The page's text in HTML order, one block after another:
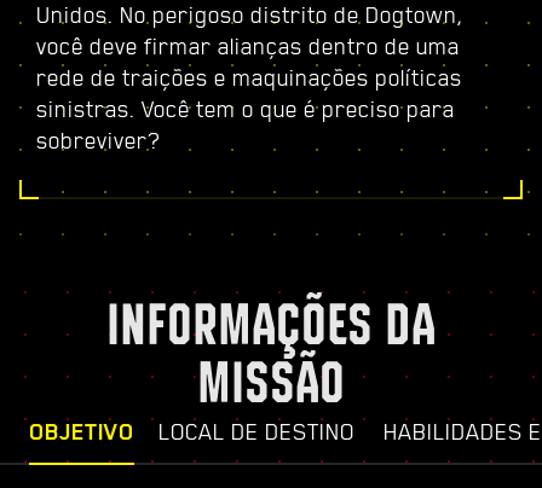
Unidos. No perigoso distrito de Dogtown,
você deve firmar alianças dentro de uma
rede de traições e maquinações políticas
sinistras. Você tem o que é preciso para
sobreviver?
INFORMAÇÕES DA
MISSÃO
OBJETIVO LOCAL DE DESTINO HABILIDADES